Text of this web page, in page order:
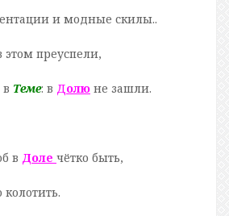
и модные скилы..
этом преуспели,
Теме: в Долю не зашли.
в Доле чётко быть,